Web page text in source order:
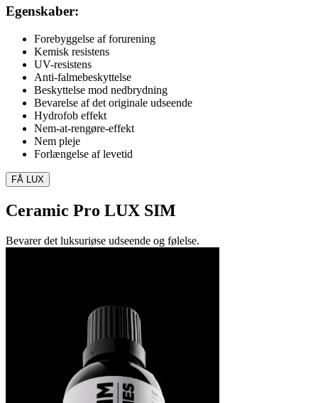
Egenskaber:
Forebyggelse af forurening
Kemisk resistens
UV-resistens
Anti-falmebeskyttelse
Beskyttelse mod nedbrydning
Bevarelse af det originale udseende
Hydrofob effekt
Nem-at-rengøre-effekt
Nem pleje
Forlængelse af levetid
FÅ LUX
Ceramic Pro LUX SIM
Bevarer det luksuriøse udseende og følelse.